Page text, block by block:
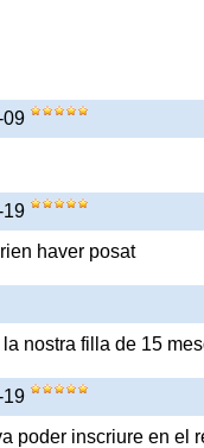
09
19
haver posat
nostra filla de 15
19
poder inscriure en el